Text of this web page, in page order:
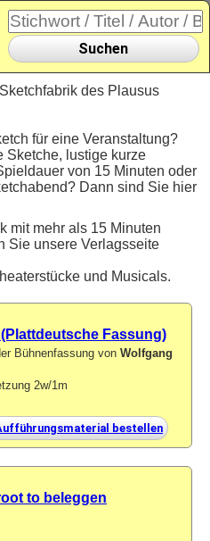
Suchen
des Plausus
für eine Veranstaltung?
Sketche, lustige kurze
von 15 Minuten oder
Dann sind Sie hier
mit mehr als 15 Minuten
Sie unsere Verlagsseite
und Musicals.
Fassung)
Bühnenfassung von Wolfgang
2w/1m
bestellen
to beleggen